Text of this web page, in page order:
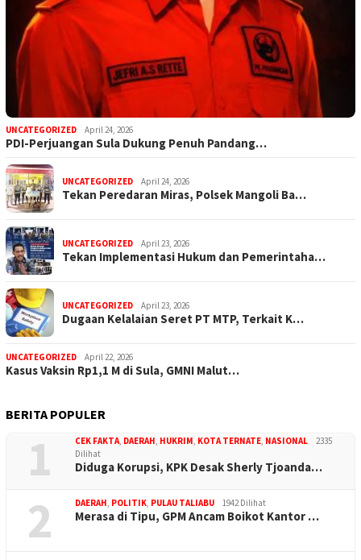
UNCATEGORIZED April 24, 2026
PDI-Perjuangan Sula Dukung Penuh Pandang…
UNCATEGORIZED April 24, 2026
Tekan Peredaran Miras, Polsek Mangoli Ba…
UNCATEGORIZED April 23, 2026
Tekan Implementasi Hukum dan Pemerintaha…
UNCATEGORIZED April 23, 2026
Dugaan Kelalaian Seret PT MTP, Terkait K…
UNCATEGORIZED April 22, 2026
Kasus Vaksin Rp1,1 M di Sula, GMNI Malut…
BERITA POPULER
1 CEK FAKTA, DAERAH, HUKRIM, KOTA TERNATE, NASIONAL
2335
Dilihat
Diduga Korupsi, KPK Desak Sherly Tjoanda…
2 DAERAH, POLITIK, PULAU TALIABU 1942 Dilihat
Merasa di Tipu, GPM Ancam Boikot Kantor …